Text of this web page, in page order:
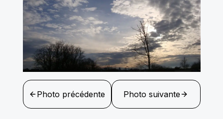
Photo précédente Photo suivante